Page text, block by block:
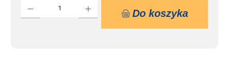
Do koszyka